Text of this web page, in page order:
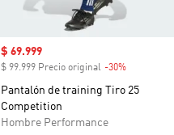
Precio de venta
$ 69.999
$ 99.999 Precio original -30%
Pantalón de training Tiro 25
Competition
Hombre Performance